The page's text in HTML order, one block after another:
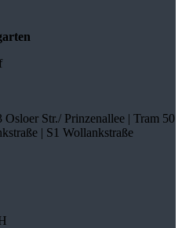
Str./ Prinzenallee | Tram 50
| S1 Wollankstraße